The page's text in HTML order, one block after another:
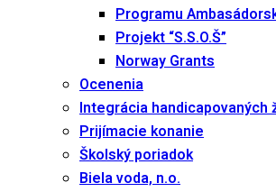
Programu
Projekt “S.S.O.Š”
Norway Grants
Ocenenia
Integrácia handicapovaných
Prijímacie konanie
Školský poriadok
Biela voda, n.o.